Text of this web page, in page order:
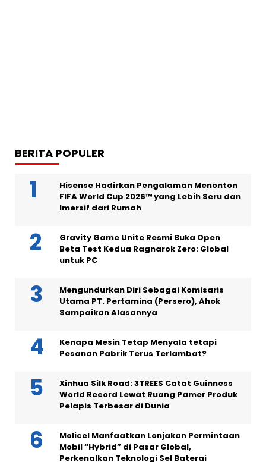
BERITA POPULER
Hisense Hadirkan Pengalaman Menonton
FIFA World Cup 2026™ yang Lebih Seru dan
Imersif dari Rumah
Gravity Game Unite Resmi Buka Open
Beta Test Kedua Ragnarok Zero: Global
untuk PC
Mengundurkan Diri Sebagai Komisaris
Utama PT. Pertamina (Persero), Ahok
Sampaikan Alasannya
Kenapa Mesin Tetap Menyala tetapi
Pesanan Pabrik Terus Terlambat?
Xinhua Silk Road: 3TREES Catat Guinness
World Record Lewat Ruang Pamer Produk
Pelapis Terbesar di Dunia
Molicel Manfaatkan Lonjakan Permintaan
Mobil “Hybrid” di Pasar Global,
Perkenalkan Teknologi Sel Baterai